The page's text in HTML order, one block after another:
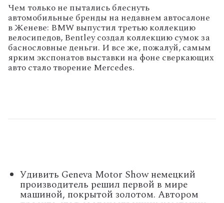
Чем только не пытались блеснуть
автомобильные бренды на недавнем автосалоне
в Женеве: BMW выпустил третью коллекцию
велосипедов, Bentley создал коллекцию сумок за
баснословные деньги. И все же, пожалуй, самым
ярким экспонатов выставки на фоне сверкающих
авто стало творение Mercedes.
Удивить Geneva Motor Show немецкий
производитель решил первой в мире
машиной, покрытой золотом. Автором